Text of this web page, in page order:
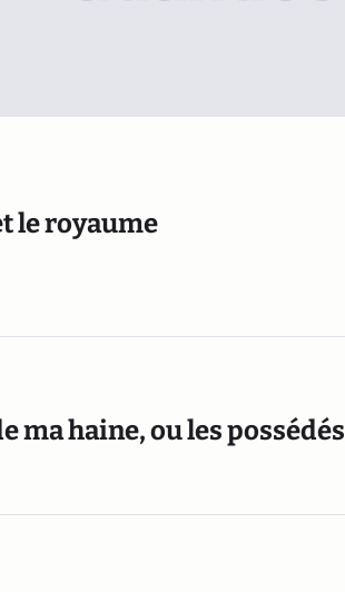
le royaume
ma haine, ou les possédés